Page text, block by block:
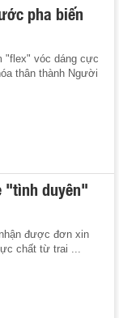
pha biến
"flex" vóc dáng cực
thân thành Người
"tình duyên"
được đơn xin
chất từ trai ...